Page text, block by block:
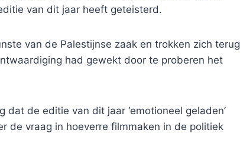
van dit jaar heeft geteisterd.
van de Palestijnse zaak en trokken zich terug
had gewekt door te proberen het
de editie van dit jaar ‘emotioneel geladen’
de vraag in hoeverre filmmaken in de politiek